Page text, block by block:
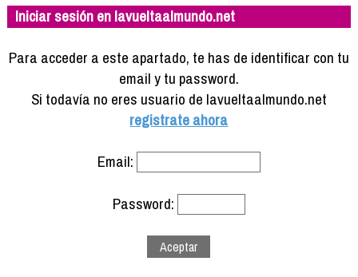
Libros
Compañeros de viaje
Info viajeros
Iniciar sesión en lavueltaalmundo.net
Para acceder a este apartado, te has de identificar con tu
email y tu password.
Si todavía no eres usuario de lavueltaalmundo.net
registrate ahora
Email:
Password: